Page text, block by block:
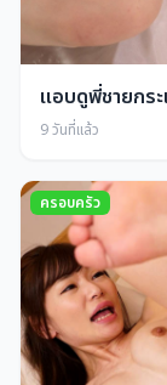
แอบดูพี่ชายกร
9 วันที่แล้ว
ครอบครัว